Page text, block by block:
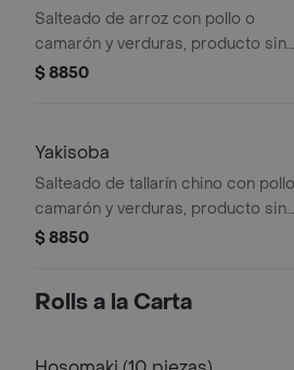
Salteado de arroz con pollo o
camarón y verduras, producto sin
opción de agregar o cambiar sus
$ 8850
Yakisoba
Salteado de tallarín chino con
camarón y verduras, producto sin
opción de agregar o cambiar sus
$ 8850
Rolls a la Carta